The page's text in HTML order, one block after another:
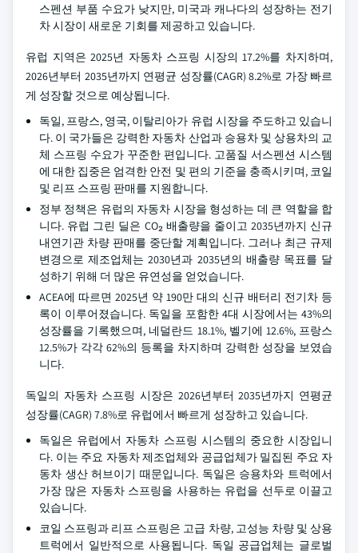
스펜션 부품 수요가 낮지만, 미국과 캐나다의 성장하는 전기
차 시장이 새로운 기회를 제공하고 있습니다.
유럽 지역은 2025년 자동차 스프링 시장의 17.2%를 차지하며,
2026년부터 2035년까지 연평균 성장률(CAGR) 8.2%로 가장 빠르
게 성장할 것으로 예상됩니다.
독일, 프랑스, 영국, 이탈리아가 유럽 시장을 주도하고 있습니
다. 이 국가들은 강력한 자동차 산업과 승용차 및 상용차의 교
체 스프링 수요가 꾸준한 편입니다. 고품질 서스펜션 시스템
에 대한 집중은 엄격한 안전 및 편의 기준을 충족시키며, 코일
및 리프 스프링 판매를 지원합니다.
정부 정책은 유럽의 자동차 시장을 형성하는 데 큰 역할을 합
니다. 유럽 그린 딜은 CO₂ 배출량을 줄이고 2035년까지 신규
내연기관 차량 판매를 중단할 계획입니다. 그러나 최근 규제
변경으로 제조업체는 2030년과 2035년의 배출량 목표를 달
성하기 위해 더 많은 유연성을 얻었습니다.
ACEA에 따르면 2025년 약 190만 대의 신규 배터리 전기차 등
록이 이루어졌습니다. 독일을 포함한 4대 시장에서는 43%의
성장률을 기록했으며, 네덜란드 18.1%, 벨기에 12.6%, 프랑스
12.5%가 각각 62%의 등록을 차지하며 강력한 성장을 보였습
니다.
독일의 자동차 스프링 시장은 2026년부터 2035년까지 연평균
성장률(CAGR) 7.8%로 유럽에서 빠르게 성장하고 있습니다.
독일은 유럽에서 자동차 스프링 시스템의 중요한 시장입니
다. 이는 주요 자동차 제조업체와 공급업체가 밀집된 주요 자
동차 생산 허브이기 때문입니다. 독일은 승용차와 트럭에서
가장 많은 자동차 스프링을 사용하는 유럽을 선두로 이끌고
있습니다.
코일 스프링과 리프 스프링은 고급 차량, 고성능 차량 및 상용
트럭에서 일반적으로 사용됩니다. 독일 공급업체는 글로벌